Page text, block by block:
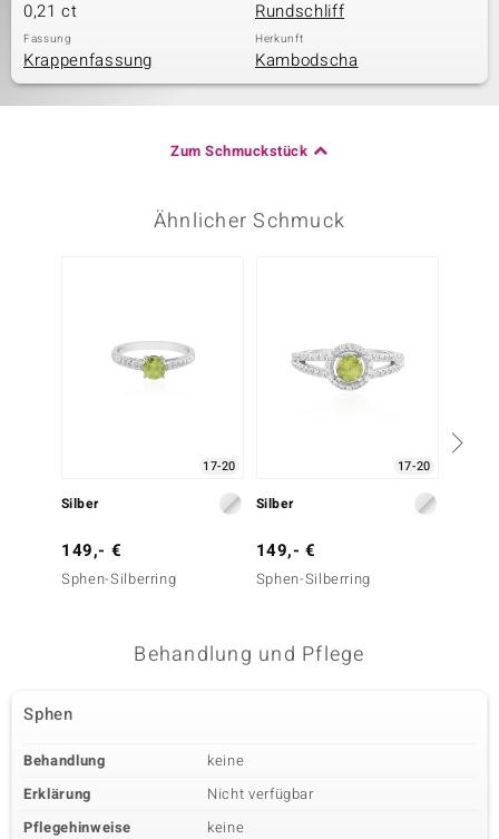
0,21 ct Rundschliff
Fassung
Krappenfassung
Herkunft
Kambodscha
Zum Schmuckstück
Ähnlicher Schmuck
17-20
Silber
149,- €
Sphen-Silberring
17-20
Silber
149,- €
Sphen-Silberring
Behandlung und Pflege
Sphen
Behandlung
keine
Erklärung
Nicht verfügbar
Pflegehinweise
keine